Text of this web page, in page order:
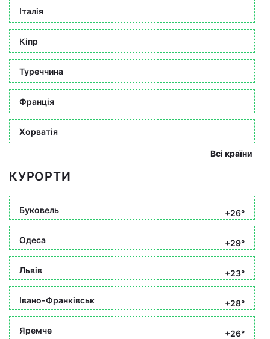
Італія
Кіпр
Туреччина
Франція
Хорватія
Всі країни
КУРОРТИ
Буковель +26°
Одеса +29°
Львів +23°
Івано-Франківськ +28°
Яремче +26°